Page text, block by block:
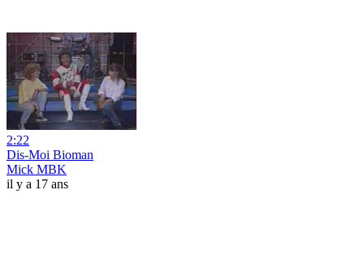
2:22
Dis-Moi Bioman
Mick MBK
il y a 17 ans